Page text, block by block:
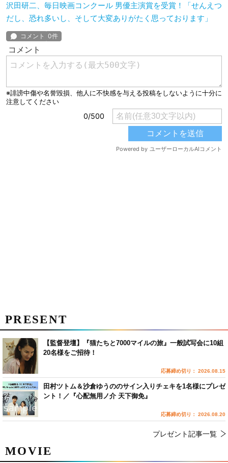
沢田研二、毎日映画コンクール 男優主演賞を受賞！「せんえつ
だし、恐れ多いし、そして大変ありがたく思っております」
MOVIE
PRESENT
【監督登壇】『猫たちと7000マイルの旅』一般試写会に10組
20名様をご招待！
応募締め切り： 2026.08.15
田村ツトム＆沙倉ゆうののサイン入りチェキを1名様にプレゼ
ント！／『心配無用ノ介 天下御免』
応募締め切り： 2026.08.20
プレゼント記事一覧